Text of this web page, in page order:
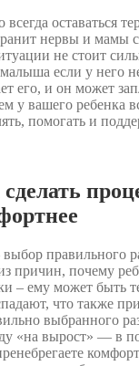
оставаться
нервы и мамы
не стоит
если у него
его, и он может
у вашего ребенка
помогать и
правильного
причин, почему
– ему может быть
что также
выбранного
«на вырост» — в